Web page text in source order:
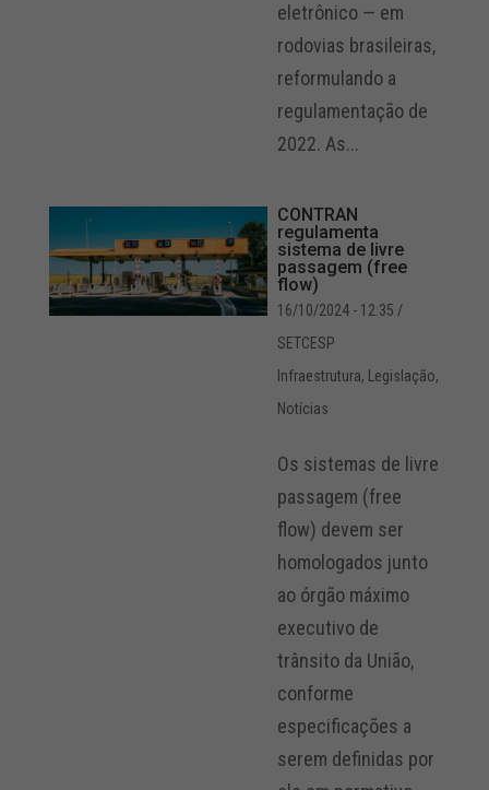
eletrônico — em
rodovias brasileiras,
reformulando a
regulamentação de
2022. As...
CONTRAN
regulamenta
sistema de livre
passagem (free
flow)
16/10/2024 - 12:35 /
SETCESP
Infraestrutura, Legislação,
Notícias
Os sistemas de livre
passagem (free
flow) devem ser
homologados junto
ao órgão máximo
executivo de
trânsito da União,
conforme
especificações a
serem definidas por